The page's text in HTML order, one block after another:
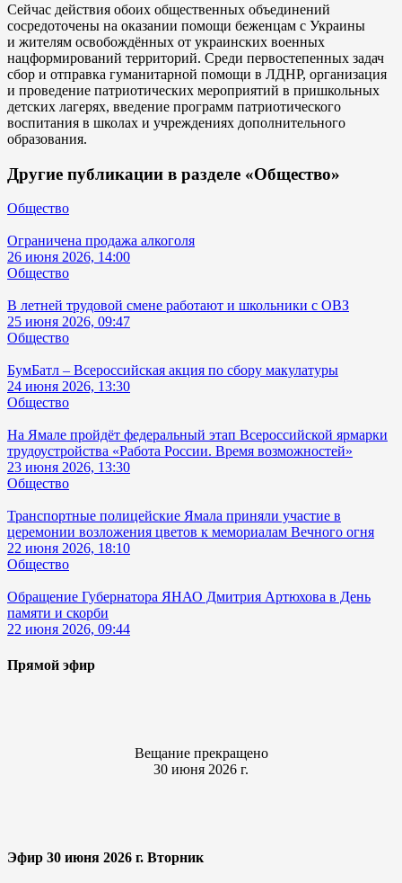
Сейчас действия обоих общественных объединений
сосредоточены на оказании помощи беженцам с Украины
и жителям освобождённых от украинских военных
нацформирований территорий. Среди первостепенных задач
сбор и отправка гуманитарной помощи в ЛДНР, организация
и проведение патриотических мероприятий в пришкольных
детских лагерях, введение программ патриотического
воспитания в школах и учреждениях дополнительного
образования.
Другие публикации в разделе «Общество»
Общество
Ограничена продажа алкоголя
26 июня 2026, 14:00
Общество
В летней трудовой смене работают и школьники с ОВЗ
25 июня 2026, 09:47
Общество
БумБатл – Всероссийская акция по сбору макулатуры
24 июня 2026, 13:30
Общество
На Ямале пройдёт федеральный этап Всероссийской ярмарки
трудоустройства «Работа России. Время возможностей»
23 июня 2026, 13:30
Общество
Транспортные полицейские Ямала приняли участие в
церемонии возложения цветов к мемориалам Вечного огня
22 июня 2026, 18:10
Общество
Обращение Губернатора ЯНАО Дмитрия Артюхова в День
памяти и скорби
22 июня 2026, 09:44
Прямой эфир
Вещание прекращено
30 июня 2026 г.
Эфир 30 июня 2026 г. Вторник